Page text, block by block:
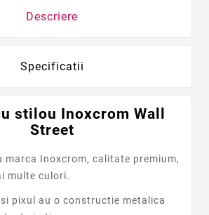
Descriere
Specificatii
stilou Inoxcrom Wall
Street
marca Inoxcrom, calitate premium,
multe culori.
pixul au o constructie metalica